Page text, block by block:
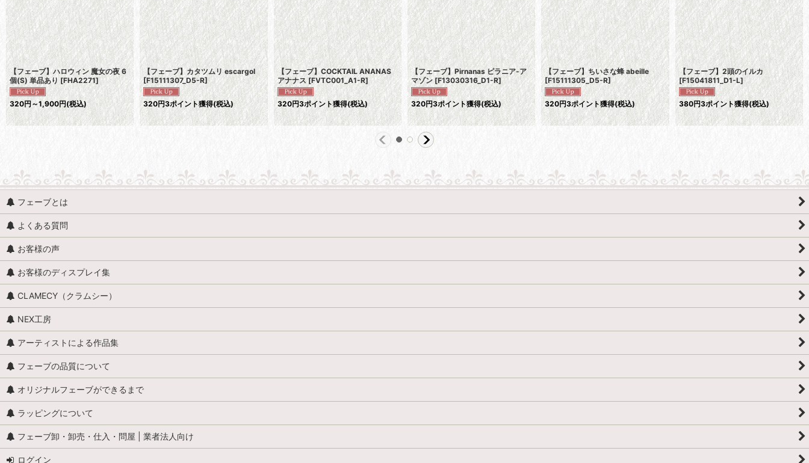
【フェーブ】ハロウィン 魔女の夜 6
個(S) 単品あり [FHA2271]
320円～1,900円(税込)
【フェーブ】カタツムリ escargol
[F15111307_D5-R]
320円3ポイント獲得(税込)
【フェーブ】COCKTAIL ANANAS
アナナス [FVTC001_A1-R]
320円3ポイント獲得(税込)
【フェーブ】Pirnanas ピラニア-ア
マゾン [F13030316_D1-R]
320円3ポイント獲得(税込)
【フェーブ】ちいさな蜂 abeille
[F15111305_D5-R]
320円3ポイント獲得(税込)
【フェーブ】2頭のイルカ
[F15041811_D1-L]
380円3ポイント獲得(税込)
フェーブとは
よくある質問
お客様の声
お客様のディスプレイ集
CLAMECY（クラムシー）
NEX工房
アーティストによる作品集
フェーブの品質について
オリジナルフェーブができるまで
ラッピングについて
フェーブ卸・卸売・仕入・問屋 | 業者法人向け
ログイン